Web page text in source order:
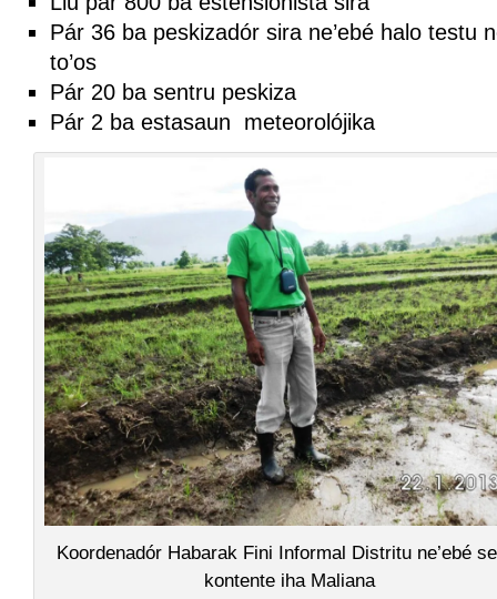
Pár 36 ba peskizadór sira ne’ebé halo testu
to’os
Pár 20 ba sentru peskiza
Pár 2 ba estasaun meteorolójika
Koordenadór Habarak Fini Informal Distritu ne’ebé
kontente iha Maliana